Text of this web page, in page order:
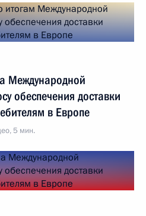
Международной
обеспечения доставки
в Европе
5 мин.